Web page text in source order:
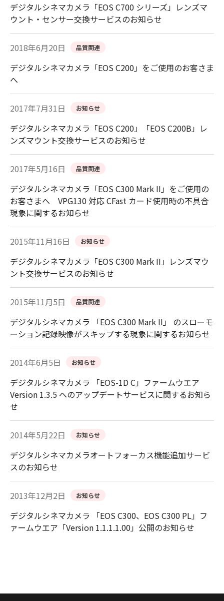
デジタルシネマカメラ「EOS C700 シリーズ」レンズマ
ウント・センサー交換サービスのお知らせ
2018年6月20日 品質関連
デジタルシネマカメラ「EOS C200」をご使用のお客さま
へ
2017年7月31日 お知らせ
デジタルシネマカメラ「EOS C200」「EOS C200B」レ
ンズマウント交換サービスのお知らせ
2017年5月16日 品質関連
デジタルシネマカメラ「EOS C300 Mark II」をご使用の
お客さまへ VPG130 対応 CFast カード使用時の不具合
現象に関するお知らせ
2015年11月16日 お知らせ
デジタルシネマカメラ「EOS C300 Mark II」レンズマウ
ント交換サービスのお知らせ
2015年11月5日 品質関連
デジタルシネマカメラ 「EOS C300 Mark II」 のスローモ
ーション記録映像がスキップする現象に関するお知らせ
2014年6月5日 お知らせ
デジタルシネマカメラ 「EOS-1D C」ファームウエア
Version 1.3.5 へのアップデートサービスに関するお知ら
せ
2014年5月22日 お知らせ
デジタルシネマカメラオートフォーカス機能追加サービ
スのお知らせ
2013年12月2日 お知らせ
デジタルシネマカメラ 「EOS C300、EOS C300 PL」フ
ァームウエア「Version 1.1.1.1.00」公開のお知らせ